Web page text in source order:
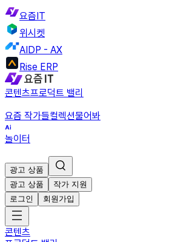
요즘IT
위시켓
AIDP - AX
Rise ERP
콘텐츠프로덕트 밸리
요즘 작가들컬렉션물어봐
놀이터
광고 상품
광고 상품
작가 지원
로그인
회원가입
콘텐츠